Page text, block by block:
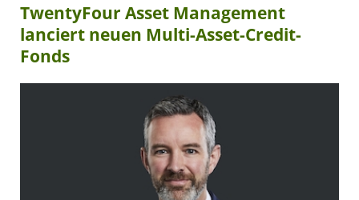
TwentyFour Asset Management
lanciert neuen Multi-Asset-Credit-
Fonds